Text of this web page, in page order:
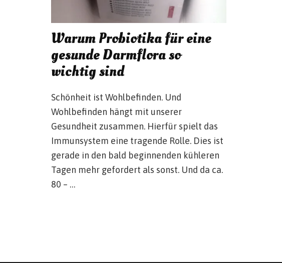
Warum Probiotika für eine
gesunde Darmflora so
wichtig sind
Schönheit ist Wohlbefinden. Und
Wohlbefinden hängt mit unserer
Gesundheit zusammen. Hierfür spielt das
Immunsystem eine tragende Rolle. Dies ist
gerade in den bald beginnenden kühleren
Tagen mehr gefordert als sonst. Und da ca.
80 – …